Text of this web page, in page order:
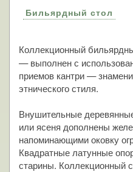
Бильярдный стол
Коллекционный
— выполнен с
приемов кантри —
этнического стиля.
Внушительные
или ясеня дополнены
напоминающими оковку
Квадратные латунные
старины. Коллекционный